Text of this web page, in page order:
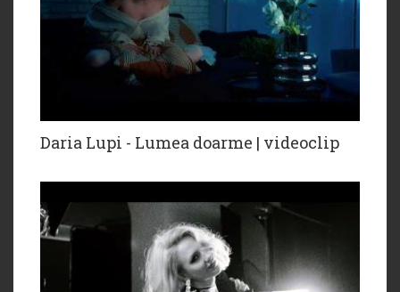
Daria Lupi - Lumea doarme | videoclip